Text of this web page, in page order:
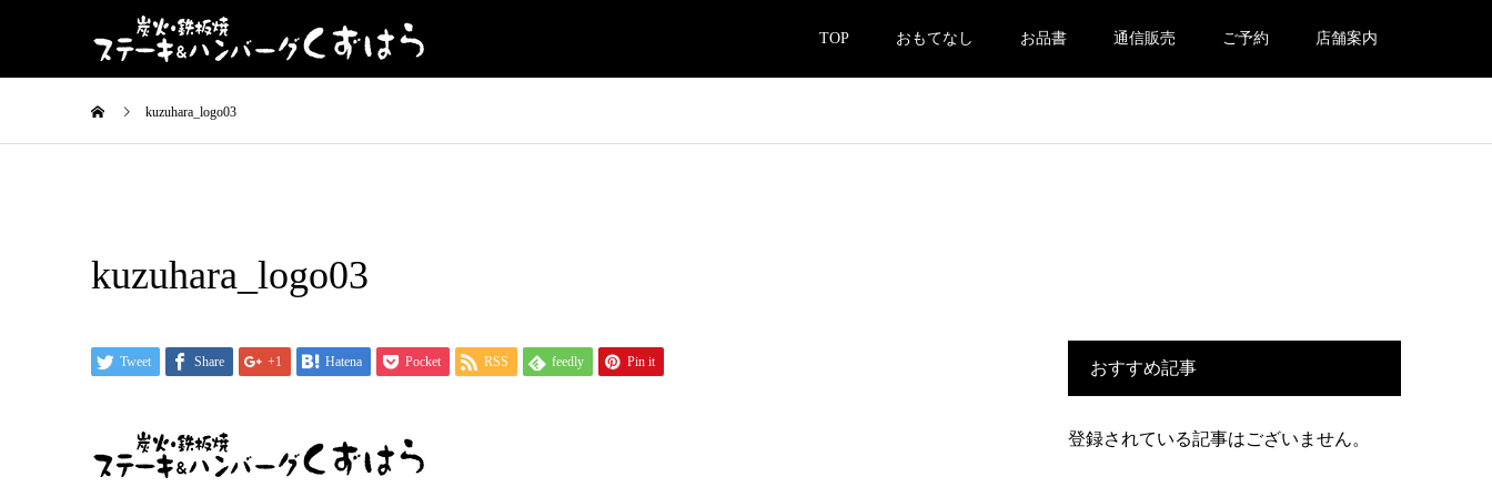
TOP おもてなし お品書 通信販売 ご予約 店舗案内
kuzuhara_logo03
kuzuhara_logo03
Tweet Share +1 Hatena Pocket RSS feedly Pin it おすすめ記事
登録されている記事はございません。